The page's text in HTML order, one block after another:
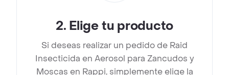
2. Elige tu producto
Si deseas realizar un pedido de Raid
Insecticida en Aerosol para Zancudos y
Moscas en Rappi, simplemente elige la